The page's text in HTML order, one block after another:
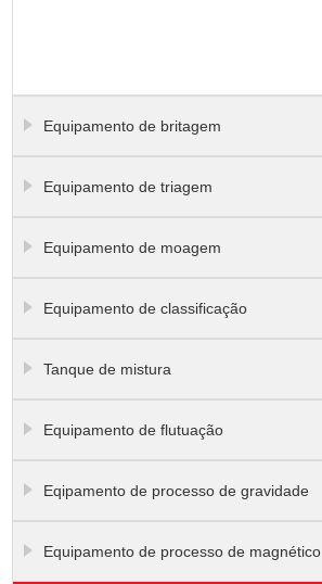
Equipamento de britagem
Equipamento de triagem
Equipamento de moagem
Equipamento de classificação
Tanque de mistura
Equipamento de flutuação
Eqipamento de processo de gravidade
Equipamento de processo de magnético